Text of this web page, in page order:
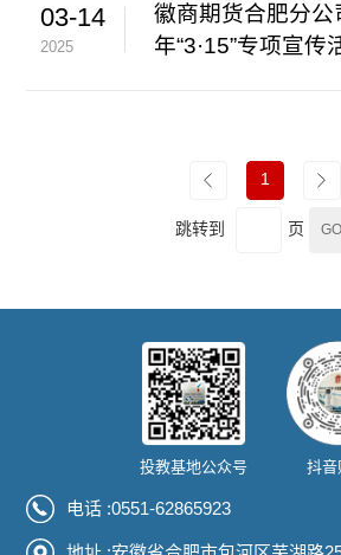
03-14
2025
徽商期货合肥分
年“3·15”专项宣传
1
跳转到 页
投教基地公众号 抖音
电话 :0551-62865923